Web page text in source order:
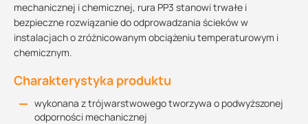
mechanicznej i chemicznej, rura PP3 stanowi trwałe i
bezpieczne rozwiązanie do odprowadzania ścieków w
instalacjach o zróżnicowanym obciążeniu temperaturowym i
chemicznym.
Charakterystyka produktu
wykonana z trójwarstwowego tworzywa o podwyższonej
odporności mechanicznej